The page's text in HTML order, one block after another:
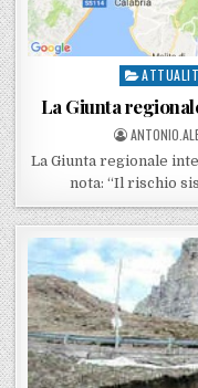
Posted in
La Giunta
POSTED BY
La Giunta regionale
nota: “Il rischio